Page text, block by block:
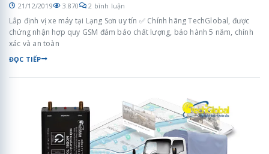
21/12/2019 3.870 2 bình luận
Lắp định vị xe máy tại Lạng Sơn uy tín ✅ Chính hãng TechGlobal, được
chứng nhận hợp quy GSM đảm bảo chất lượng, bảo hành 5 năm, chính
xác và an toàn
ĐỌC TIẾP